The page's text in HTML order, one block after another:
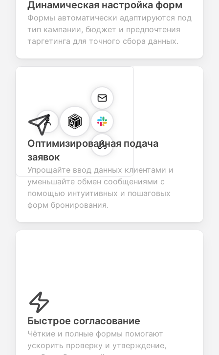
Динамическая настройка форм
Формы автоматически адаптируются под
тип кампании, бюджет и предпочтения
таргетинга для точного сбора данных.
Оптимизированная подача
заявок
Упрощайте ввод данных клиентами и
уменьшайте обмен сообщениями с
помощью интуитивных и пошаговых
форм бронирования.
Быстрое согласование
Чёткие и полные формы помогают
ускорить проверку и утверждение,